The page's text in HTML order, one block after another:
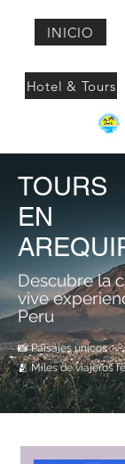
INICIO
Hotel & Tours
TOURS
EN
Descubre la
vive
Peru
📸 Paisajes únicos
🫂 Miles de viajeros